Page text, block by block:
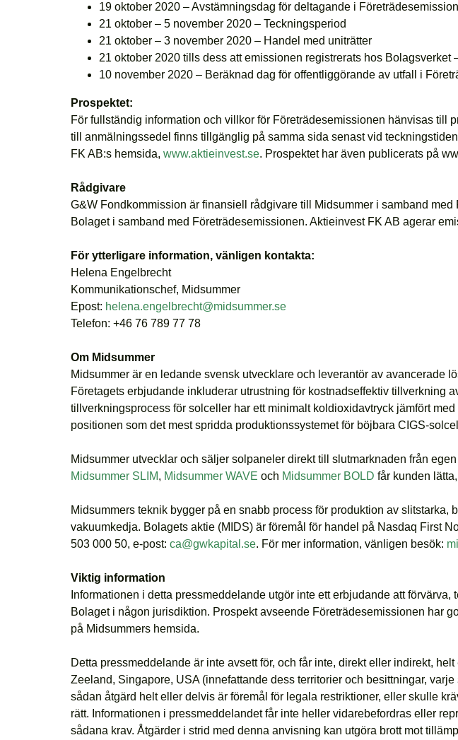
19 oktober 2020 – Avstämningsdag för deltagande i
21 oktober – 5 november 2020 – Teckningsperiod
21 oktober – 3 november 2020 – Handel med uniträtter
21 oktober 2020 tills dess att emissionen registrerats hos
10 november 2020 – Beräknad dag för offentliggörande av utfall i
Prospektet:
För fullständig information och villkor för Företrädesemissionen hänvisas till
till anmälningssedel finns tillgänglig på samma sida senast vid
FK AB:s hemsida, www.aktieinvest.se. Prospektet har även publicerats på
Rådgivare
G&W Fondkommission är finansiell rådgivare till Midsummer i samband
Bolaget i samband med Företrädesemissionen. Aktieinvest FK AB agerar
För ytterligare information, vänligen kontakta:
Helena Engelbrecht
Kommunikationschef, Midsummer
Epost: helena.engelbrecht@midsummer.se
Telefon: +46 76 789 77 78
Om Midsummer
Midsummer är en ledande svensk utvecklare och leverantör av avancerade
Företagets erbjudande inkluderar utrustning för kostnadseffektiv tillverkning
tillverkningsprocess för solceller har ett minimalt koldioxidavtryck jämfört
positionen som det mest spridda produktionssystemet för böjbara CIGS-
Midsummer utvecklar och säljer solpaneler direkt till slutmarknaden från
Midsummer SLIM, Midsummer WAVE och Midsummer BOLD får kunden
Midsummers teknik bygger på en snabb process för produktion av
vakuumkedja. Bolagets aktie (MIDS) är föremål för handel på Nasdaq First
503 000 50, e-post: ca@gwkapital.se. För mer information, vänligen besök:
Viktig information
Informationen i detta pressmeddelande utgör inte ett erbjudande att
Bolaget i någon jurisdiktion. Prospekt avseende Företrädesemissionen har
på Midsummers hemsida.
Detta pressmeddelande är inte avsett för, och får inte, direkt eller indirekt,
Zeeland, Singapore, USA (innefattande dess territorier och besittningar,
sådan åtgärd helt eller delvis är föremål för legala restriktioner, eller skulle
rätt. Informationen i pressmeddelandet får inte heller vidarebefordras eller
sådana krav. Åtgärder i strid med denna anvisning kan utgöra brott mot